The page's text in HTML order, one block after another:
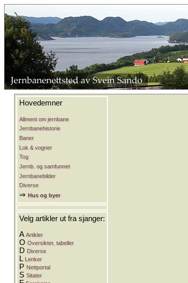
Hovedemner
Allment om jernbane
Jernbanehistorie
Baner
Lok & vogner
Tog
Jernb. og samfunnet
Jernbanebilder
Diverse
⇒Hus og byer
Velg artikler ut fra sjanger:
AArtikler
OOversikter, tabeller
D Diverse
L Lenker
P Nettportal
SSitater